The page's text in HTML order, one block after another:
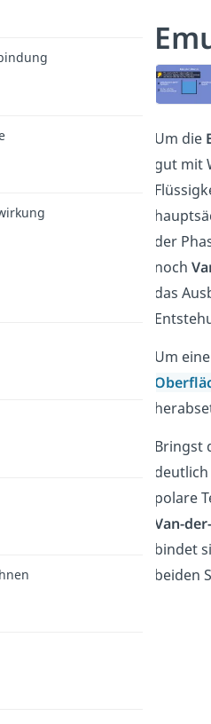
Um die
gut mit
der
noch
das
Um eine
Bringst
polare
Van-
bindet
beiden